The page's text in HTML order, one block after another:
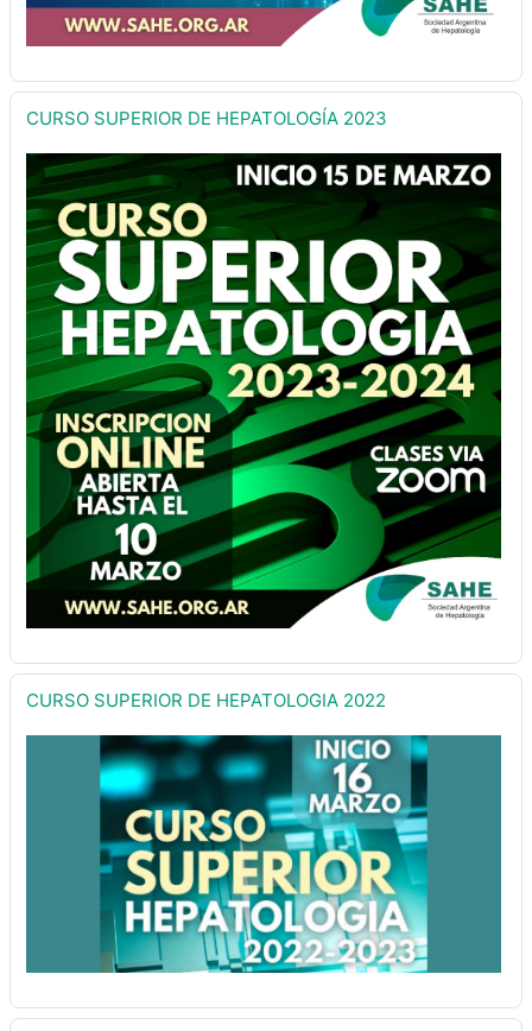
CURSO SUPERIOR DE HEPATOLOGÍA 2023
CURSO SUPERIOR DE HEPATOLOGIA 2022